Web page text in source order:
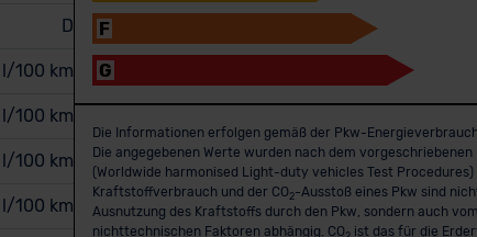
D
l/100 km
l/100 km
l/100 km
l/100 km
F
G
Die Informationen erfolgen gemäß der Pkw-
Die angegebenen Werte wurden nach dem vorgeschriebenen
(Worldwide harmonised Light-duty vehicles Test
Kraftstoffverbrauch und der CO 2-Ausstoß eines Pkw sind
Ausnutzung des Kraftstoffs durch den Pkw, sondern auch
nichttechnischen Faktoren abhängig. CO
ist das für die